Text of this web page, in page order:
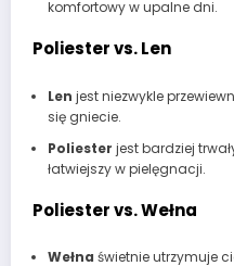
komfortowy w upalne dni.
Poliester vs. Len
Len jest niezwykle
się gniecie.
Poliester jest bardziej
łatwiejszy w pielęgnacji.
Poliester vs. Wełna
Wełna świetnie utrzymuje